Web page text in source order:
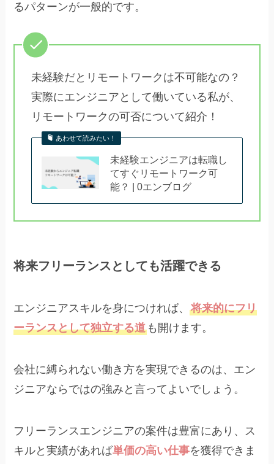
るパターンが一般的です。
未経験だとリモートワークは不可能なの？
実際にエンジニアとして働いている私が、
リモートワークの可否について紹介！
あわせて読みたい！
未経験エンジニアは転職し
てすぐリモートワーク可
能？ | 0エンブログ
将来フリーランスとしても活躍できる
エンジニアスキルを身につければ、将来的にフリ
ーランスとして独立する道 も開けます。
会社に縛られない働き方を実現できるのは、エン
ジニアならではの強みと言ってよいでしょう。
フリーランスエンジニアの案件は豊富にあり、ス
キルと実績があれば単価の高い仕事を獲得できま